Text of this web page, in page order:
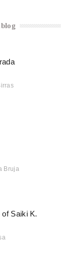
Bruja
Saiki K.